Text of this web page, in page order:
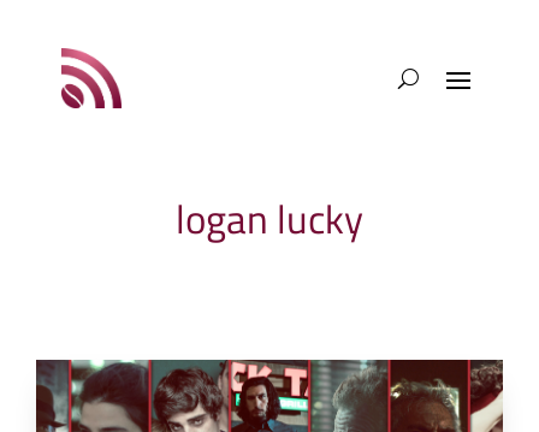
logan lucky